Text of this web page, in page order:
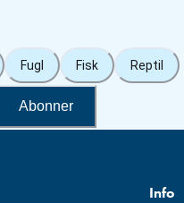
Fugl Fisk Reptil
Abonner
Info